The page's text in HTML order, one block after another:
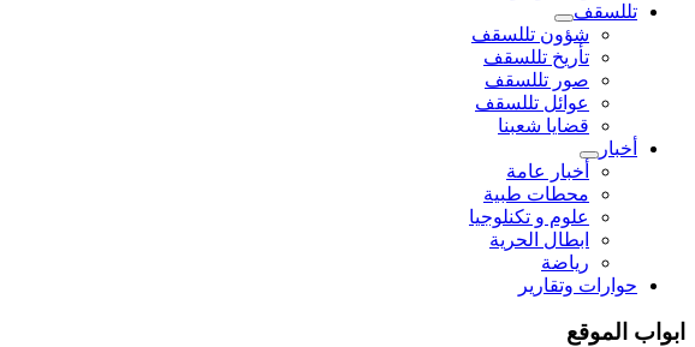
تللسقف
شؤون تللسقف
تأريخ تللسقف
صور تللسقف
عوائل تللسقف
قضايا شعبنا
أخبار
أخبار عامة
محطات طبية
علوم و تکنلوجیا
ابطال الحرية
رياضة
حوارات وتقارير
ابواب الموقع